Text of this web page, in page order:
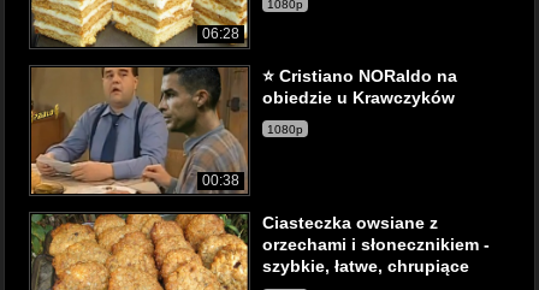
06:28
1080p
00:38
⭐ Cristiano NORaldo na
obiedzie u Krawczyków
1080p
Ciasteczka owsiane z
orzechami i słonecznikiem -
szybkie, łatwe, chrupiące